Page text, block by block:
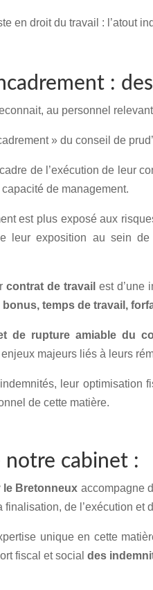
en droit du travail : l’atout
:
au personnel
» du conseil de
de l’exécution de leur
de management.
est plus exposé aux
leur exposition au sein
contrat de travail est d’une
temps de travail,
de rupture amiable du
majeurs liés à leurs
leur optimisation
de cette matière.
notre cabinet :
le Bretonneux accompagne
de l’exécution et
unique en cette
fiscal et socialdes